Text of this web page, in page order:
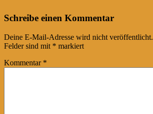
Post
navigation
←
Schreibe einen Kommentar
Deine E-Mail-Adresse wird nicht veröffentlicht.
Felder sind mit * markiert
Kommentar *